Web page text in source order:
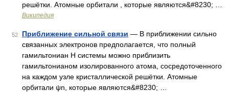
решётки. Атомные орбитали , которые являются&#8230; …
Википедия
52 Приближение сильной связи — В приближении сильно
связанных электронов предполагается, что полный
гамильтониан H системы можно приблизить
гамильтонианом изолированного атома, сосредоточенного
на каждом узле кристаллической решётки. Атомные
орбитали ψn, которые являются&#8230; …